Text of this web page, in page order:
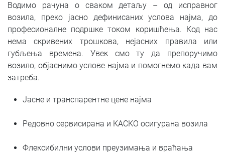
Водимо рачуна о сваком детаљу – од исправног
возила, преко јасно дефинисаних услова најма, до
професионалне подршке током коришћења. Код нас
нема скривених трошкова, нејасних правила или
губљења времена. Увек смо ту да препоручимо
возило, објаснимо услове најма и помогнемо када вам
затреба.
Јасне и транспарентне цене најма
Редовно сервисирана и КАСКО осигурана возила
Флексибилни услови преузимања и враћања